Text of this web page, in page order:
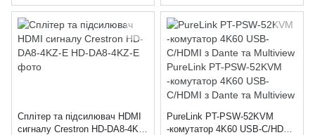
Сплітер та підсилювач HDMI
сигналу Crestron HD-DA8-4KZ-
PureLink PT-PSW-52KVM
-комутатор 4K60 USB-C/HDMI